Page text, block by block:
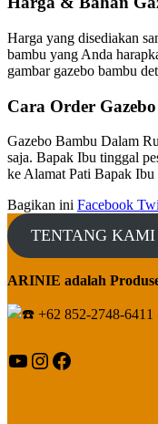
Harga yang disediakan
bambu yang Anda
gambar gazebo bambu
Cara Order
Gazebo Bambu Dalam
saja. Bapak Ibu tinggal
ke Alamat Pati Bapak Ibu
Bagikan ini Facebook
TENTANG KAMI
ARINIE adalah
+62 852-2748-6411
YouTube
Instagram
Facebook